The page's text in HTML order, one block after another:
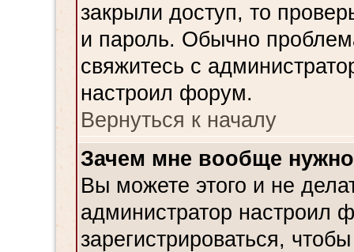
закрыли доступ, то
и пароль. Обычно
свяжитесь с
настроил форум.
Вернуться к началу
Зачем мне вообще
Вы можете этого и не
администратор настроил
зарегистрироваться,